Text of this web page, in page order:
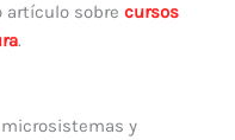
artículo sobre cursos
.
y